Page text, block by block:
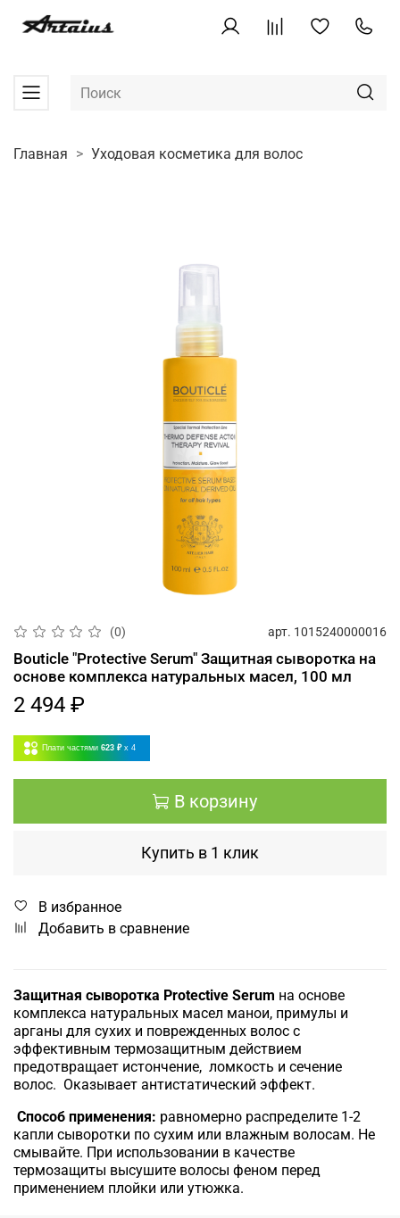
Главная Уходовая косметика для волос
(0) арт. 1015240000016
Bouticle "Protective Serum" Защитная сыворотка на
основе комплекса натуральных масел, 100 мл
2 494 ₽
Плати частями 623 ₽ x 4
В корзину
Купить в 1 клик
В избранное
Добавить в сравнение
Защитная сыворотка Protective Serum на основе
комплекса натуральных масел манои, примулы и
арганы для сухих и поврежденных волос с
эффективным термозащитным действием
предотвращает истончение, ломкость и сечение
волос. Оказывает антистатический эффект.
Способ применения: равномерно распределите 1-2
капли сыворотки по сухим или влажным волосам. Не
смывайте. При использовании в качестве
термозащиты высушите волосы феном перед
применением плойки или утюжка.